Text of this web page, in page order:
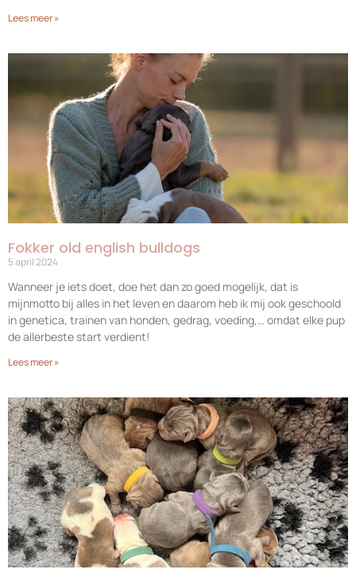
Lees meer »
Fokker old english bulldogs
5 april 2024
Wanneer je iets doet, doe het dan zo goed mogelijk, dat is
mijnmotto bij alles in het leven en daarom heb ik mij ook geschoold
in genetica, trainen van honden, gedrag, voeding,… omdat elke pup
de allerbeste start verdient!
Lees meer »